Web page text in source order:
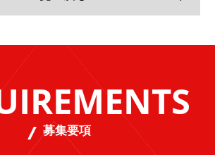
募集要項